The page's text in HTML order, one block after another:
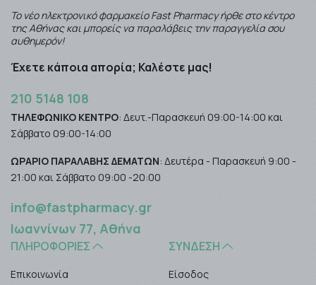
Το νέο ηλεκτρονικό φαρμακείο Fast Pharmacy ήρθε στο κέντρο
της Αθήνας και μπορείς να παραλάβεις την παραγγελία σου
αυθημερόν!
Έχετε κάποια απορία; Καλέστε μας!
210 5148 108
ΤΗΛΕΦΩΝΙΚΟ ΚΕΝΤΡΟ: Δευτ.-Παρασκευή 09:00-14:00 και
Σάββατο 09:00-14:00
ΩΡΑΡΙΟ ΠΑΡΑΛΑΒΗΣ ΔΕΜΑΤΩΝ: Δευτέρα - Παρασκευή 9:00 -
21:00 και Σάββατο 09:00 -20:00
info@fastpharmacy.gr
Ιωαννίνων 77, Αθήνα
ΠΛΗΡΟΦΟΡΊΕΣ
Επικοινωνία
ΣΎΝΔΕΣΗ
Είσοδος